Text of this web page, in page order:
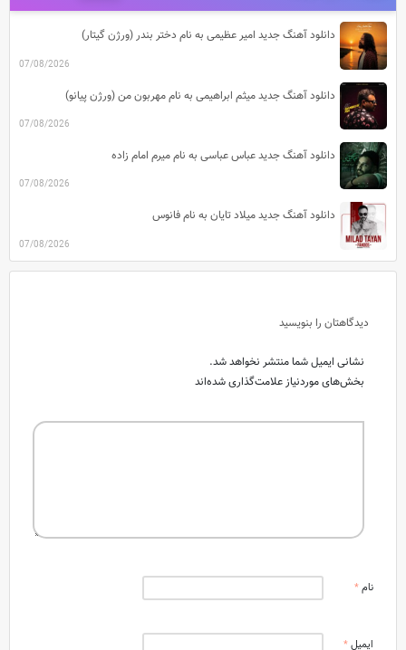
دانلود آهنگ جدید امیر عظیمی به نام دختر بندر (ورژن گیتار)
07/08/2026
دانلود آهنگ جدید میثم ابراهیمی به نام مهربون من (ورژن پیانو)
07/08/2026
دانلود آهنگ جدید عباس عباسی به نام میرم امام زاده
07/08/2026
دانلود آهنگ جدید میلاد تایان به نام فانوس
07/08/2026
دیدگاهتان را بنویسید
نشانی ایمیل شما منتشر نخواهد شد.
بخش‌های موردنیاز علامت‌گذاری شده‌اند
نام*
ایمیل*